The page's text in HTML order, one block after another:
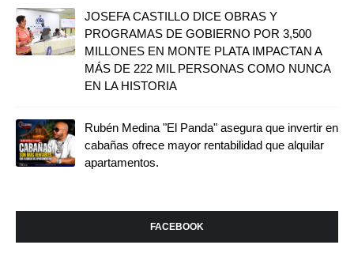
JOSEFA CASTILLO DICE OBRAS Y
PROGRAMAS DE GOBIERNO POR 3,500
MILLONES EN MONTE PLATA IMPACTAN A
MÁS DE 222 MIL PERSONAS COMO NUNCA
EN LA HISTORIA
Rubén Medina "El Panda" asegura que invertir en
cabañas ofrece mayor rentabilidad que alquilar
apartamentos.
FACEBOOK